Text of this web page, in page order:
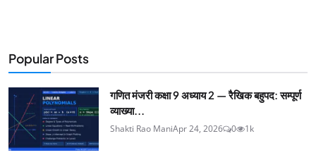
Popular Posts
गणित मंजरी कक्षा 9 अध्याय 2 — रैखिक बहुपद: सम्पूर्ण
व्याख्या...
Shakti Rao ManiApr 24, 2026 0 1k